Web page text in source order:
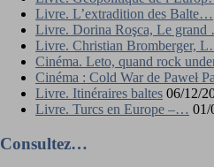
Livre. L’extradition des Balte…
Livre. Dorina Roşca, Le
Livre. Christian Bromberger,
Cinéma. Leto, quand rock
Cinéma : Cold War de Paweł
Livre. Itinéraires baltes 06/12/
Livre. Turcs en Europe –… 01/
Consultez…